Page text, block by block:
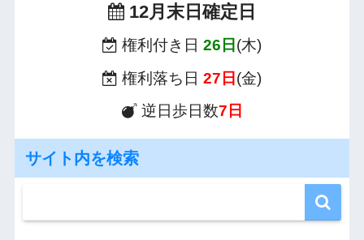
12月末日確定日
権利付き日 26日 (木)
権利落ち日 27日 (金)
逆日歩日数7日
サイト内を検索